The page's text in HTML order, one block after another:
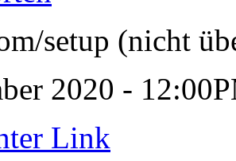
setup (nicht
2020 -
Link